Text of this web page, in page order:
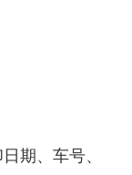
期、车号、